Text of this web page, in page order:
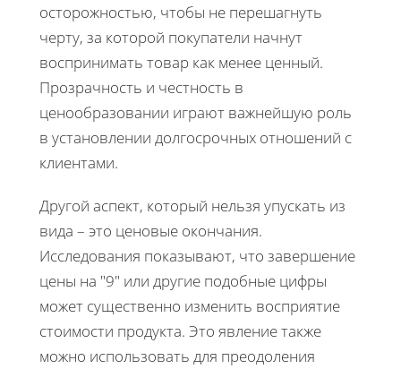
осторожностью, чтобы не перешагнуть
черту, за которой покупатели начнут
воспринимать товар как менее ценный.
Прозрачность и честность в
ценообразовании играют важнейшую роль
в установлении долгосрочных отношений с
клиентами.
Другой аспект, который нельзя упускать из
вида – это ценовые окончания.
Исследования показывают, что завершение
цены на "9" или другие подобные цифры
может существенно изменить восприятие
стоимости продукта. Это явление также
можно использовать для преодоления